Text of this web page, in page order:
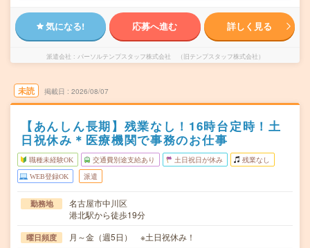
気になる! 応募へ進む 詳しく見る
派遣会社 パーソルテンプスタッフ株式会社 （旧テンプスタッフ株式会社）
未読 掲載日 2026/08/07
【あんしん長期】残業なし！16時台定時！土
日祝休み＊医療機関で事務のお仕事
職種未経験OK 交通費別途支給あり 土日祝日が休み 残業なし
WEB登録OK 派遣
勤務地
名古屋市中川区
港北駅から徒歩19分
曜日頻度 月～金（週5日） ※土日祝休み！